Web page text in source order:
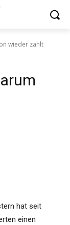
wieder zählt
hat seit
einen